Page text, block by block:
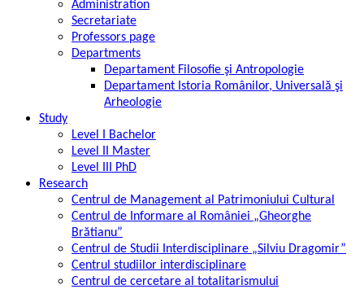
Administration
Secretariate
Professors page
Departments
Departament Filosofie şi Antropologie
Departament Istoria Românilor, Universală şi
Arheologie
Study
Level I Bachelor
Level II Master
Level III PhD
Research
Centrul de Management al Patrimoniului Cultural
Centrul de Informare al României „Gheorghe
Brătianu”
Centrul de Studii Interdisciplinare „Silviu Dragomir”
Centrul studiilor interdisciplinare
Centrul de cercetare al totalitarismului